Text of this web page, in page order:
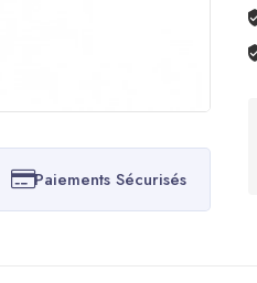
Paiements Sécurisés